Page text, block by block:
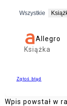
Wpis powstał w